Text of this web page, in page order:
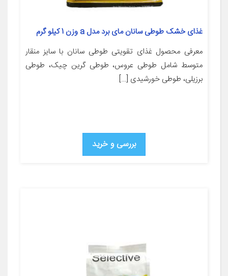
غذای خشک طوطی سانان مای برد مدل a وزن 1 کیلو گرم
معرفی محصول غذای تقویتی طوطی سانان با سایز منقار
متوسط شامل طوطی عروس، طوطی گرین چیک، طوطی
برزیلی، طوطی خورشیدی […]
بررسی و خرید